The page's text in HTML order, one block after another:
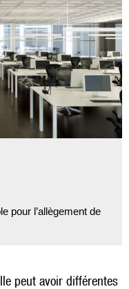
pour l’allègement de
peut avoir différentes